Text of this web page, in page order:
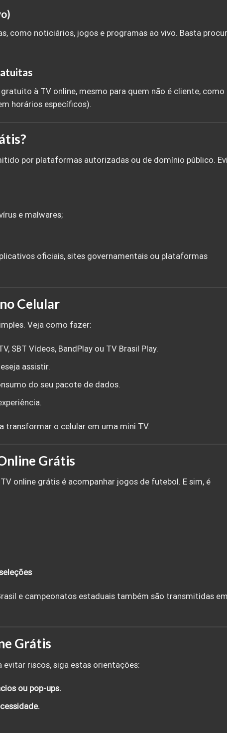
como noticiários, jogos e programas ao vivo. Basta
à TV online, mesmo para quem não é cliente, como
horários específicos).
por plataformas autorizadas ou de domínio público.
e malwares;
oficiais, sites governamentais ou plataformas
Celular
Veja como fazer:
SBT Vídeos, BandPlay ou TV Brasil Play.
assistir.
do seu pacote de dados.
transformar o celular em uma mini TV.
Grátis
online grátis é acompanhar jogos de futebol. E sim, é
e campeonatos estaduais também são transmitidas
Grátis
riscos, siga estas orientações:
ou pop-ups.